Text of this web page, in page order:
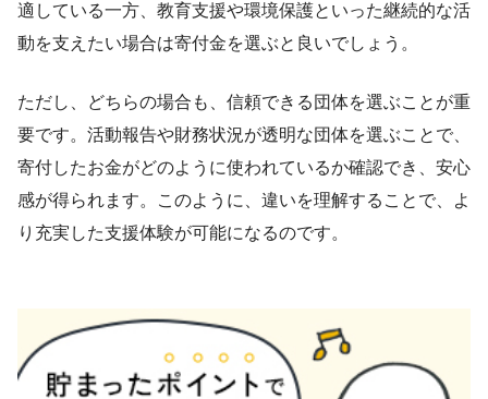
適している一方、教育支援や環境保護といった継続的な活
動を支えたい場合は寄付金を選ぶと良いでしょう。
ただし、どちらの場合も、信頼できる団体を選ぶことが重
要です。活動報告や財務状況が透明な団体を選ぶことで、
寄付したお金がどのように使われているか確認でき、安心
感が得られます。このように、違いを理解することで、よ
り充実した支援体験が可能になるのです。